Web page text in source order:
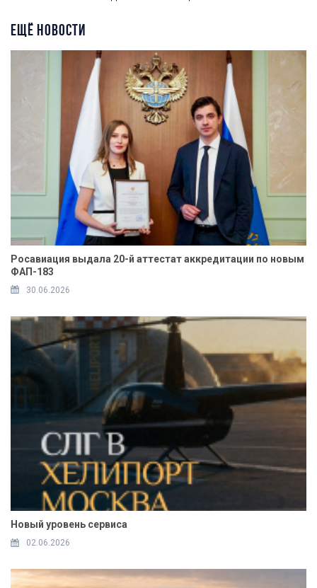
ЕЩЁ НОВОСТИ
Росавиация выдала 20-й аттестат аккредитации по новым
ФАП-183
30.06.2026
Новый уровень сервиса
02.06.2026